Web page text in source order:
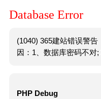
Database Error
(1040) 365建站错误警
因：1、数据库密码不对;
PHP Debug